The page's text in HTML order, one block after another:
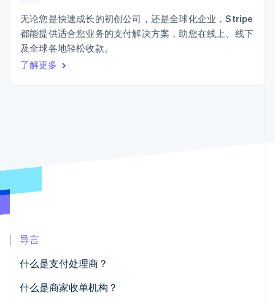
Link
加速结账
碳移除
Stripe Sessions 2026
立即观看
按行业
AI 企业
酒店、旅游与休闲
资源
应用集成
代码示例
Stripe Press
联系销售
无论您是快速成长的初创公司，还是全球化企业，Stripe
都能提供适合您业务的支付解决方案，助您在线上、线下
及全球各地轻松收款。
了解更多
导言
什么是支付处理商？
什么是商家收单机构？